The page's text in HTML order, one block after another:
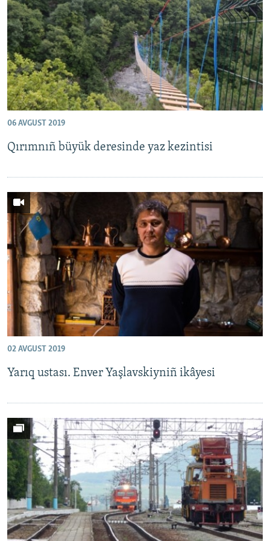
Русский
Українською
QOŞULIÑIZ!
06 AVGUST 2019
Qırımnıñ büyük deresinde yaz kezintisi
02 AVGUST 2019
Yarıq ustası. Enver Yaşlavskiyniñ ikâyesi